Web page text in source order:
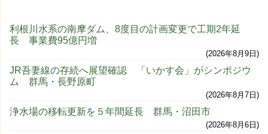
利根川水系の南摩ダム、8度目の計画変更で工期2年延
長 事業費95億円増
2026年8月9日
JR吾妻線の存続へ展望確認 「いかす会」がシンポジウ
ム 群馬・長野原町
2026年8月7日
浄水場の移転更新を５年間延長 群馬・沼田市
2026年8月6日